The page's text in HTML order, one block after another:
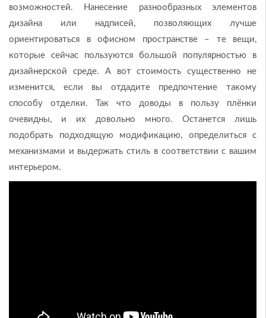
возможностей. Нанесение разнообразных элементов
дизайна или надписей, позволяющих лучше
ориентироваться в офисном пространстве – те вещи,
которые сейчас пользуются большой популярностью в
дизайнерской среде. А вот стоимость существенно не
изменится, если вы отдадите предпочтение такому
способу отделки. Так что доводы в пользу плёнки
очевидны, и их довольно много. Останется лишь
подобрать подходящую модификацию, определиться с
механизмами и выдержать стиль в соответствии с вашим
интерьером.